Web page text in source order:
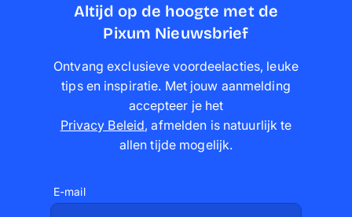
Altijd op de hoogte met de
Pixum Nieuwsbrief
Ontvang exclusieve voordeelacties, leuke
tips en inspiratie. Met jouw aanmelding
accepteer je het
Privacy Beleid,afmelden is natuurlijk te
allen tijde mogelijk.
E-mail